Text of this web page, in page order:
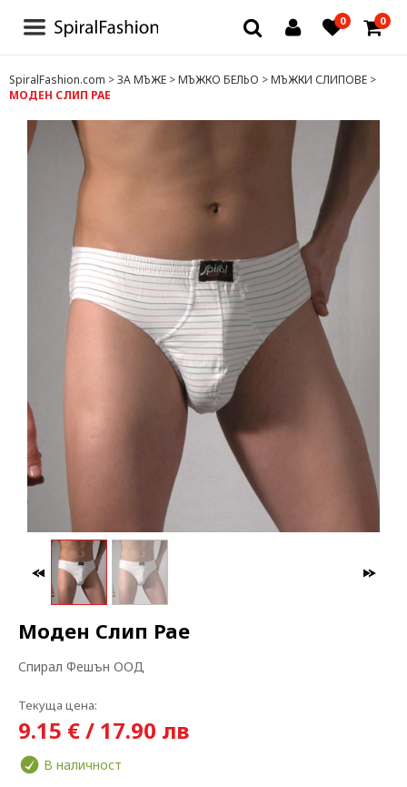
0 0
БЛУЗИ И РОКЛИ
БЕЛЬО
ЧОРАПИ И ЧОРАПОГАЩИ
ТЕНИСКИ
ДАМСКИ ДРЕХИ
ДЕТСКИ ДРЕХИ
МАКСИ МОДА
ЗА БРЕМЕННИ
SpiralFashion.com >ЗА МЪЖЕ >МЪЖКО БЕЛЬО >МЪЖКИ СЛИПОВЕ >
МОДЕН СЛИП РАЕ
Моден Слип Рае
Спирал Фешън ООД
Текуща цена:
9.15 € / 17.90 лв
В наличност